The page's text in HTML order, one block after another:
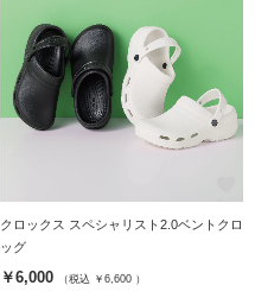
クロックス スペシャリスト2.0ベントクロ
ッグ
￥6,000 （税込 ￥6,600 ）